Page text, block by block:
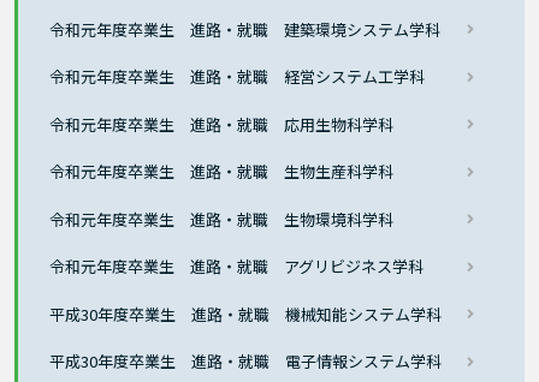
令和元年度卒業生 進路・就職 建築環境システム学科
令和元年度卒業生 進路・就職 経営システム工学科
令和元年度卒業生 進路・就職 応用生物科学科
令和元年度卒業生 進路・就職 生物生産科学科
令和元年度卒業生 進路・就職 生物環境科学科
令和元年度卒業生 進路・就職 アグリビジネス学科
平成30年度卒業生 進路・就職 機械知能システム学科
平成30年度卒業生 進路・就職 電子情報システム学科